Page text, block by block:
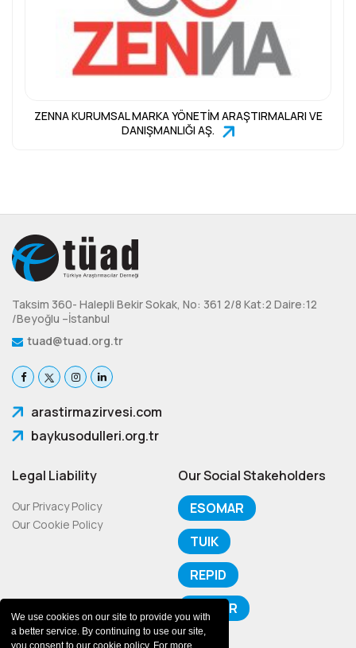
We use cookies on our site to provide you with
a better service. By continuing to use our site,
ZENNA KURUMSAL MARKA YÖNETİM ARAŞTIRMALARI VE
DANIŞMANLIĞI AŞ.
Taksim 360- Halepli Bekir Sokak, No: 361 2/8 Kat:2 Daire:12
/Beyoğlu –İstanbul
tuad@tuad.org.tr
arastirmazirvesi.com
baykusodulleri.org.tr
Legal Liability
Our Privacy Policy
Our Cookie Policy
Our Social Stakeholders
ESOMAR
TUIK
REPID
WAPOR